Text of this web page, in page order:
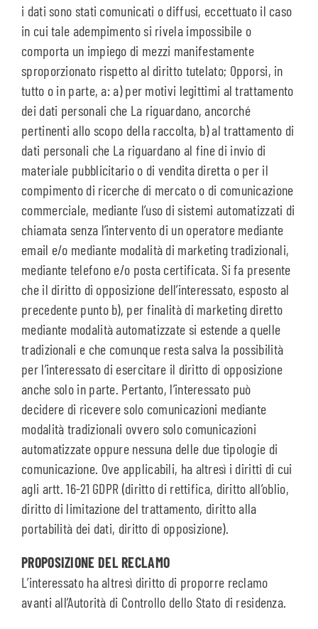
i dati sono stati comunicati o diffusi, eccettuato il caso
in cui tale adempimento si rivela impossibile o
comporta un impiego di mezzi manifestamente
sproporzionato rispetto al diritto tutelato; Opporsi, in
tutto o in parte, a: a) per motivi legittimi al trattamento
dei dati personali che La riguardano, ancorché
pertinenti allo scopo della raccolta, b) al trattamento di
dati personali che La riguardano al fine di invio di
materiale pubblicitario o di vendita diretta o per il
compimento di ricerche di mercato o di comunicazione
commerciale, mediante l’uso di sistemi automatizzati di
chiamata senza l’intervento di un operatore mediante
email e/o mediante modalità di marketing tradizionali,
mediante telefono e/o posta certificata. Si fa presente
che il diritto di opposizione dell’interessato, esposto al
precedente punto b), per finalità di marketing diretto
mediante modalità automatizzate si estende a quelle
tradizionali e che comunque resta salva la possibilità
per l’interessato di esercitare il diritto di opposizione
anche solo in parte. Pertanto, l’interessato può
decidere di ricevere solo comunicazioni mediante
modalità tradizionali ovvero solo comunicazioni
automatizzate oppure nessuna delle due tipologie di
comunicazione. Ove applicabili, ha altresì i diritti di cui
agli artt. 16-21 GDPR (diritto di rettifica, diritto all’oblio,
diritto di limitazione del trattamento, diritto alla
portabilità dei dati, diritto di opposizione).
PROPOSIZIONE DEL RECLAMO
L’interessato ha altresì diritto di proporre reclamo
avanti all’Autorità di Controllo dello Stato di residenza.